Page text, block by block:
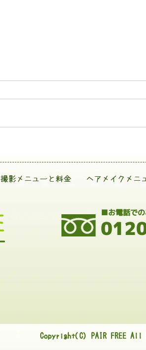
撮影メニューと料金 ヘアメイクメニ
■お電話で
Copyright(C) PAIR FREE